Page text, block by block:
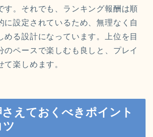
す。それでも、ランキング報酬は順
に設定されているため、無理なく自
める設計になっています。上位を目
のペースで楽しむも良しと、プレイ
て楽しめます。
えておくべきポイント
ツ